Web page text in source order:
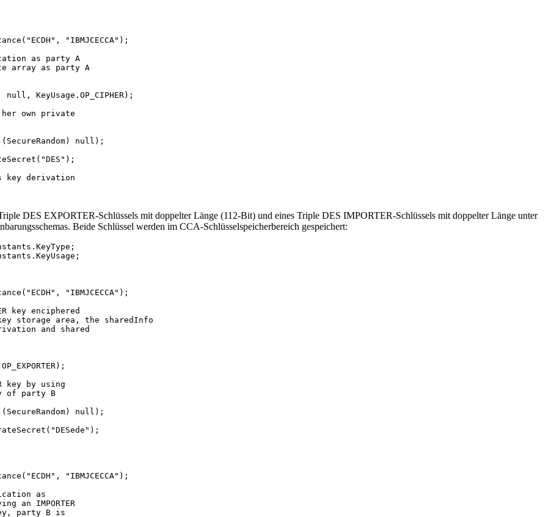
"IBMJCECCA");
as party A
array as party A
null, KeyUsage.OP_CIPHER);
own private
null);
key derivation
DES EXPORTER-Schlüssels mit doppelter Länge (112-Bit) und eines Triple DES IMPORTER-Schlüssels mit doppelter Länge unter
Beide Schlüssel werden im CCA-Schlüsselspeicherbereich gespeichert:
"IBMJCECCA");
key enciphered
storage area, the sharedInfo
and shared
key by using
of party B
null);
"IBMJCECCA");
as
IMPORTER
party B is